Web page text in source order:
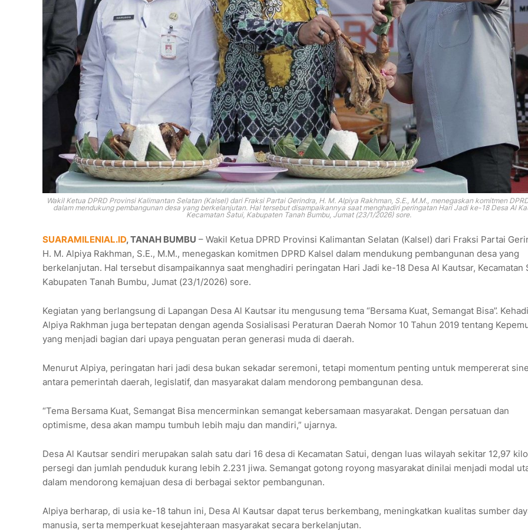
Wakil Ketua DPRD Provinsi Kalimantan Selatan (Kalsel) dari Fraksi Partai Gerindra, H. M. Alpiya Rakhman, S.E., M.M., menegaskan komitmen
dalam mendukung pembangunan desa yang berkelanjutan. Hal tersebut disampaikannya saat menghadiri peringatan Hari Jadi ke-18 Desa Al
Kecamatan Satui, Kabupaten Tanah Bumbu, Jumat (23/1/2026) sore.
SUARAMILENIAL.ID, TANAH BUMBU – Wakil Ketua DPRD Provinsi Kalimantan Selatan (Kalsel) dari Fraksi Partai
H. M. Alpiya Rakhman, S.E., M.M., menegaskan komitmen DPRD Kalsel dalam mendukung pembangunan desa yang
berkelanjutan. Hal tersebut disampaikannya saat menghadiri peringatan Hari Jadi ke-18 Desa Al Kautsar, Kecamatan
Kabupaten Tanah Bumbu, Jumat (23/1/2026) sore.
Kegiatan yang berlangsung di Lapangan Desa Al Kautsar itu mengusung tema “Bersama Kuat, Semangat Bisa”.
Alpiya Rakhman juga bertepatan dengan agenda Sosialisasi Peraturan Daerah Nomor 10 Tahun 2019 tentang
yang menjadi bagian dari upaya penguatan peran generasi muda di daerah.
Menurut Alpiya, peringatan hari jadi desa bukan sekadar seremoni, tetapi momentum penting untuk mempererat
antara pemerintah daerah, legislatif, dan masyarakat dalam mendorong pembangunan desa.
“Tema Bersama Kuat, Semangat Bisa mencerminkan semangat kebersamaan masyarakat. Dengan persatuan dan
optimisme, desa akan mampu tumbuh lebih maju dan mandiri,” ujarnya.
Desa Al Kautsar sendiri merupakan salah satu dari 16 desa di Kecamatan Satui, dengan luas wilayah sekitar 12,97
persegi dan jumlah penduduk kurang lebih 2.231 jiwa. Semangat gotong royong masyarakat dinilai menjadi modal
dalam mendorong kemajuan desa di berbagai sektor pembangunan.
Alpiya berharap, di usia ke-18 tahun ini, Desa Al Kautsar dapat terus berkembang, meningkatkan kualitas sumber
manusia, serta memperkuat kesejahteraan masyarakat secara berkelanjutan.